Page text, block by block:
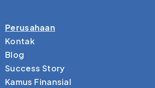
Perusahaan
Kontak
Blog
Success Story
Kamus Finansial